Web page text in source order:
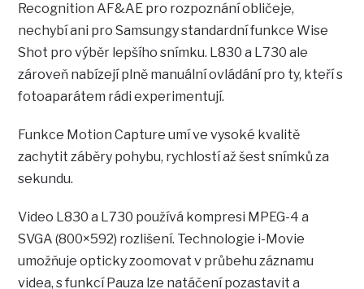
Recognition AF&AE pro rozpoznání obličeje,
nechybí ani pro Samsungy standardní funkce Wise
Shot pro výběr lepšího snímku. L830 a L730 ale
zároveň nabízejí plně manuální ovládání pro ty, kteří s
fotoaparátem rádi experimentují.
Funkce Motion Capture umí ve vysoké kvalitě
zachytit záběry pohybu, rychlostí až šest snímků za
sekundu.
Video L830 a L730 používá kompresi MPEG-4 a
SVGA (800×592) rozlišení. Technologie i-Movie
umožňuje opticky zoomovat v průbehu záznamu
videa, s funkcí Pauza lze natáčení pozastavit a